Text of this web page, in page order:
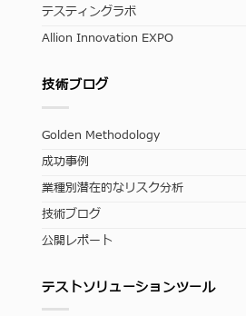
テスティングラボ
Allion Innovation EXPO
技術ブログ
Golden Methodology
成功事例
業種別潜在的なリスク分析
技術ブログ
公開レポート
テストソリューションツール